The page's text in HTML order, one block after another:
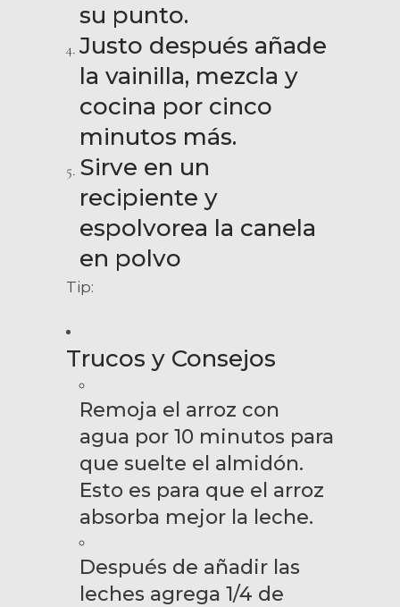
su punto.
Justo después añade
la vainilla, mezcla y
cocina por cinco
minutos más.
Sirve en un
recipiente y
espolvorea la canela
en polvo
Tip:
Trucos y Consejos
Remoja el arroz con
agua por 10 minutos para
que suelte el almidón.
Esto es para que el arroz
absorba mejor la leche.
Después de añadir las
leches agrega 1/4 de